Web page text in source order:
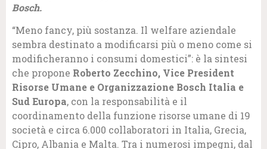
Bosch.
“Meno fancy, più sostanza. Il welfare aziendale
sembra destinato a modificarsi più o meno come si
modificheranno i consumi domestici”: è la sintesi
che propone Roberto Zecchino, Vice President
Risorse Umane e Organizzazione Bosch Italia e
Sud Europa, con la responsabilità e il
coordinamento della funzione risorse umane di 19
società e circa 6.000 collaboratori in Italia, Grecia,
Cipro, Albania e Malta. Tra i numerosi impegni, dal